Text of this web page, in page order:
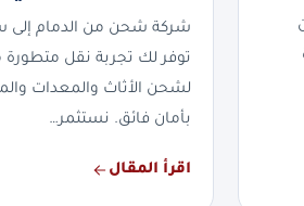
شركة شحن من الدمام إلى
توفر لك تجربة نقل متطورة
لشحن الأثاث والمعدات
بأمان فائق. نستثمر…
اقرأ المقال